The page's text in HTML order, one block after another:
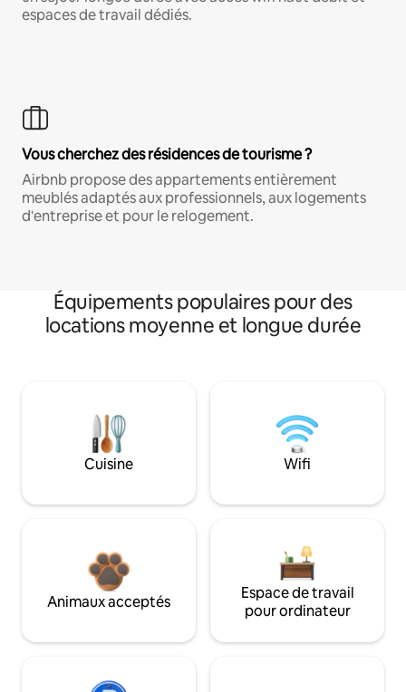
espaces de travail dédiés.
Vous cherchez des résidences de tourisme ?
Airbnb propose des appartements entièrement
meublés adaptés aux professionnels, aux logements
d'entreprise et pour le relogement.
Équipements populaires pour des
locations moyenne et longue durée
Cuisine Wifi
Animaux acceptés
Espace de travail
pour ordinateur